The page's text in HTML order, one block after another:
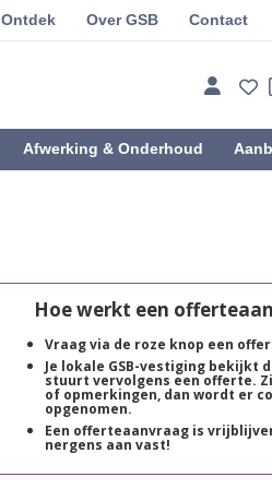
Ontdek Over GSB Contact
Afwerking & Onderhoud
Hoe werkt een
Vraag via de roze knop een
Je lokale GSB-vestiging bekijkt
stuurt vervolgens een offerte.
of opmerkingen, dan wordt er
opgenomen.
Een offerteaanvraag is
nergens aan vast!